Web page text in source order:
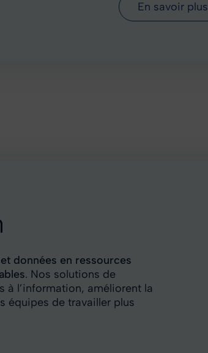
En savoir plus
données en ressources
. Nos solutions de
à l’information, améliorent la
équipes de travailler plus